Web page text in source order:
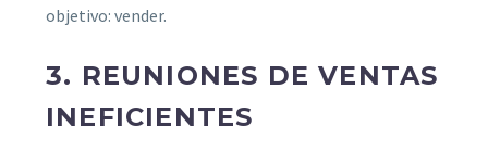
objetivo: vender.
3. REUNIONES DE VENTAS
INEFICIENTES